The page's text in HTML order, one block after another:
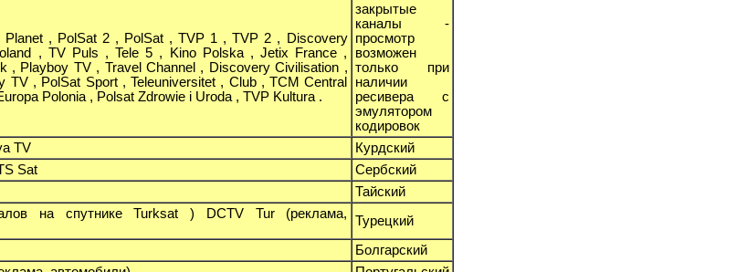
Planet , PolSat 2 , PolSat , TVP 1 , TVP 2 , Discovery
, TV Puls , Tele 5 , Kino Polska , Jetix France ,
, Playboy TV , Travel Channel , Discovery Civilisation ,
TV , PolSat Sport , Teleuniversitet , Club , TCM Central
Polonia , Polsat Zdrowie i Uroda , TVP Kultura .
закрытые
каналы -
просмотр
возможен
только при
наличии
ресивера с
эмулятором
кодировок
TV
Курдский
Sat
Сербский
Тайский
на спутнике Turksat ) DCTV Tur (реклама,
Турецкий
Болгарский